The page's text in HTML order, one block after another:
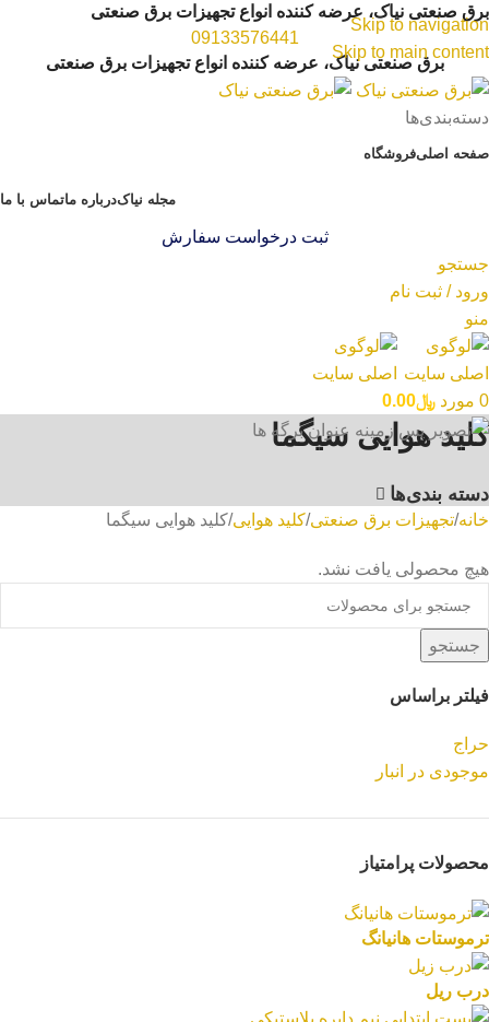
Skip to navigation
Skip to main content
برق صنعتی نیاک، عرضه کننده انواع تجهیزات برق صنعتی
09133576441
برق صنعتی نیاک، عرضه کننده انواع تجهیزات برق صنعتی
دسته‌بندی‌ها
صفحه اصلیفروشگاه
مجله نیاکدرباره ماتماس با ما
ثبت درخواست سفارش
جستجو
ورود / ثبت نام
منو
0 مورد ﷼0.00
کلید هوایی سیگما
دسته بندی‌ها
فیلتر براساس
حراج
موجودی در انبار
محصولات پرامتیاز
ترموستات هانیانگ
درب ریل
خانه تجهیزات برق صنعتی کلید هوایی کلید هوایی سیگما
هیچ محصولی یافت نشد.
جستجو